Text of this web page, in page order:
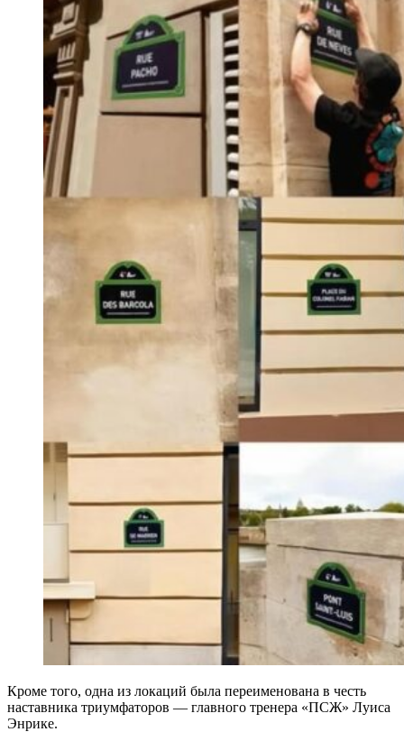
Кроме того, одна из локаций была переименована в честь
наставника триумфаторов — главного тренера «ПСЖ» Луиса
Энрике.